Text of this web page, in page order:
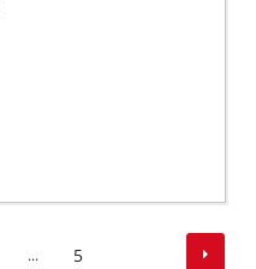
... 5